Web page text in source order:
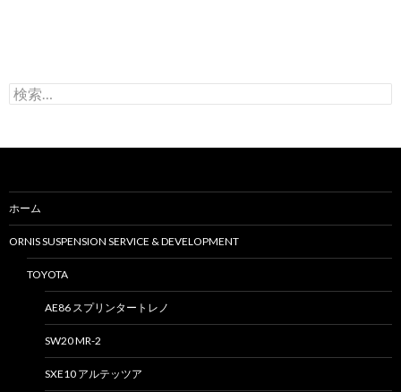
検
索
ホーム
ORNIS SUSPENSION SERVICE & DEVELOPMENT
TOYOTA
AE86 スプリンタートレノ
SW20 MR-2
SXE10 アルテッツア